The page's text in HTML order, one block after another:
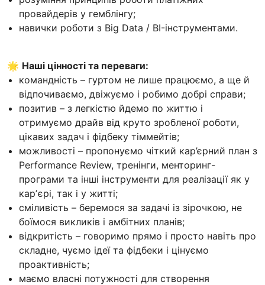
провайдерів у гемблінгу;
навички роботи з Big Data / BI-інструментами.
🌟 Наші цінності та переваги:
командність – гуртом не лише працюємо, а ще й
відпочиваємо, двіжуємо і робимо добрі справи;
позитив – з легкістю йдемо по життю і
отримуємо драйв від круто зробленої роботи,
цікавих задач і фідбеку тіммейтів;
можливості – пропонуємо чіткий кар’єрний план з
Performance Review, тренінги, менторинг-
програми та інші інструменти для реалізації як у
карʼєрі, так і у житті;
сміливість – беремося за задачі із зірочкою, не
боїмося викликів і амбітних планів;
відкритість – говоримо прямо і просто навіть про
складне, чуємо ідеї та фідбеки і цінуємо
проактивність;
маємо власні потужності для створення